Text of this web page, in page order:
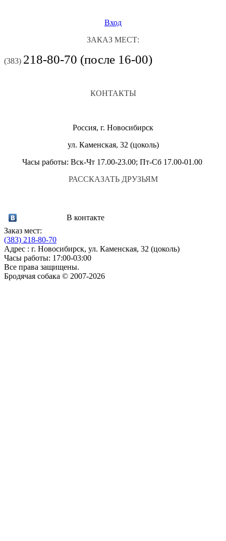
Вход
ЗАКАЗ МЕСТ:
(383) 218-80-70 (после 16-00)
КОНТАКТЫ
Россия, г. Новосибирск
ул. Каменская, 32 (цоколь)
Часы работы: Вск-Чт 17.00-23.00; Пт-Сб 17.00-01.00
РАССКАЗАТЬ ДРУЗЬЯМ
В контакте
Заказ мест:
(383) 218-80-70
Адрес : г. Новосибирск, ул. Каменская, 32 (цоколь)
Часы работы: 17:00-03:00
Все права защищены.
Бродячая собака © 2007-2026